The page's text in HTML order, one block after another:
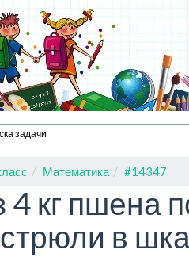
Математика #14347
4 кг пшена
в